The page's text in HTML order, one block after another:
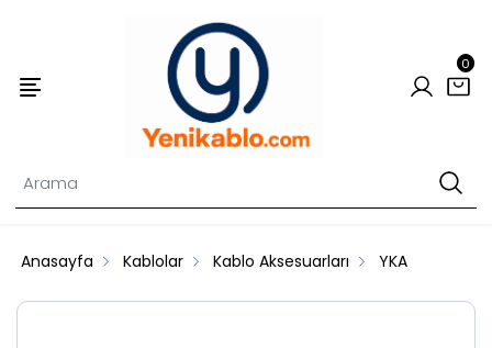
0
Anasayfa Kablolar Kablo Aksesuarları YKA